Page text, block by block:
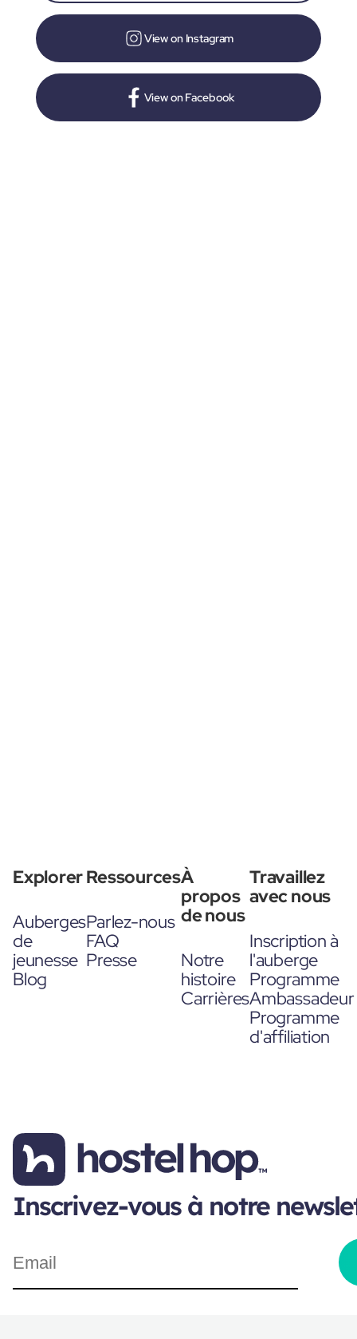
View on Instagram
View on Facebook
Explorer
Auberges
de
jeunesse
Blog
Ressources
Parlez-nous
FAQ
Presse
À
propos
de nous
Notre
histoire
Carrières
Travaillez
avec nous
Inscription à
l'auberge
Programme
Ambassadeur
Programme
d'affiliation
Inscrivez-vous à notre